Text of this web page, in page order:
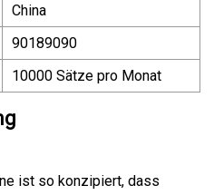
China
90189090
10000 Sätze pro Monat
ist so konzipiert, dass